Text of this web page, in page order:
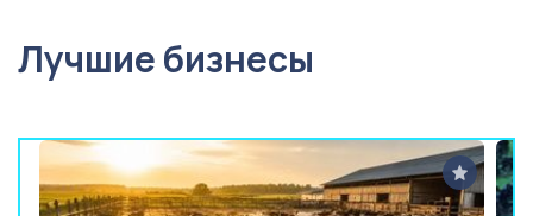
Лучшие бизнесы